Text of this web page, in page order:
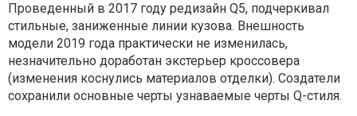
Проведенный в 2017 году редизайн Q5, подчеркивал
стильные, заниженные линии кузова. Внешность
модели 2019 года практически не изменилась,
незначительно доработан экстерьер кроссовера
(изменения коснулись материалов отделки). Создатели
сохранили основные черты узнаваемые черты Q-стиля.